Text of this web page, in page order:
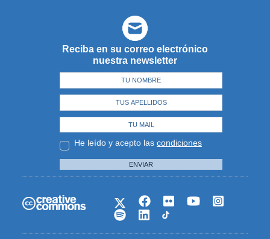
Reciba en su correo electrónico
nuestra newsletter
He leído y acepto las condiciones
ENVIAR